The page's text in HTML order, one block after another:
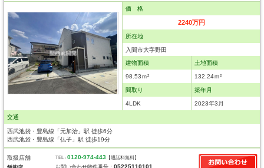
価 格
2240万円
所在地
入間市大字野田
建物面積
98.53ｍ²
土地面積
132.24ｍ²
間取り
4LDK
築年月
2023年3月
交通
西武池袋・豊島線「元加治」駅 徒歩6分
西武池袋・豊島線「仏子」駅 徒歩19分
取扱店舗 TEL :0120-974-443 【通話料無料】
お問い合わせ物件番号：05225110101